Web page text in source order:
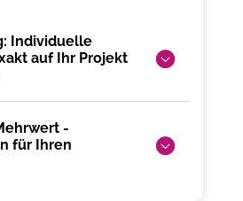
Individuelle
auf Ihr Projekt
-
für Ihren